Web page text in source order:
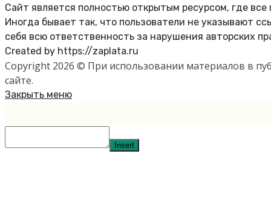
Сайт является полностью открытым ресурсом, где
Иногда бывает так, что пользователи не указывают
себя всю ответственность за нарушения авторских
Created by https://zaplata.ru
Copyright 2026 © При использовании материалов в
сайте.
Закрыть меню
Insert